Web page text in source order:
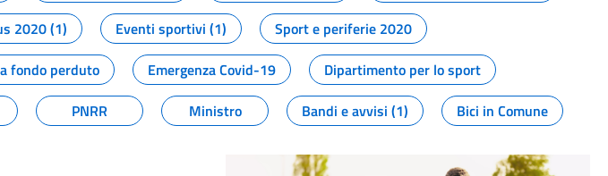
2020 (1) Eventi sportivi (1)
Sport e periferie 2020
fondo perduto Emergenza Covid-19
Dipartimento per lo sport
PNRR Ministro Bandi e avvisi (1) Bici in Comune